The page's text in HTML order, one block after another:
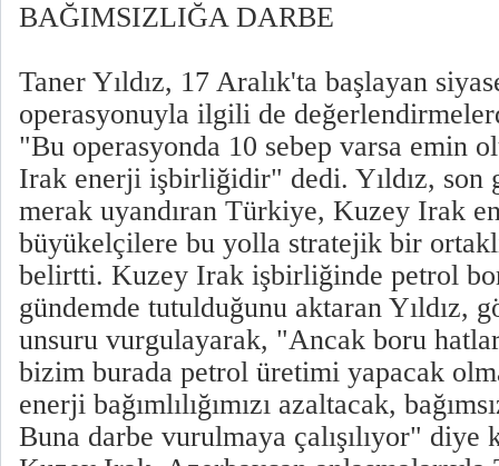
BAĞIMSIZLIĞA DARBE
Taner Yıldız, 17 Aralık'ta başlayan
operasyonuyla ilgili de
"Bu operasyonda 10 sebep varsa emin
Irak enerji işbirliğidir" dedi. Yıldız, son
merak uyandıran Türkiye, Kuzey Irak
büyükelçilere bu yolla stratejik bir
belirtti. Kuzey Irak işbirliğinde petrol
gündemde tutulduğunu aktaran Yıldız,
unsuru vurgulayarak, "Ancak boru
bizim burada petrol üretimi yapacak
enerji bağımlılığımızı azaltacak,
Buna darbe vurulmaya çalışılıyor" diye